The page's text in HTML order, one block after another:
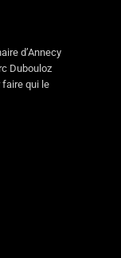
d’Annecy
Dubouloz
faire qui le